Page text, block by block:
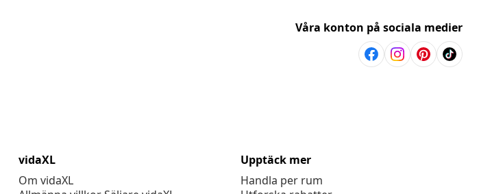
Våra konton på sociala medier
vidaXL
Om vidaXL
Upptäck mer
Handla per rum